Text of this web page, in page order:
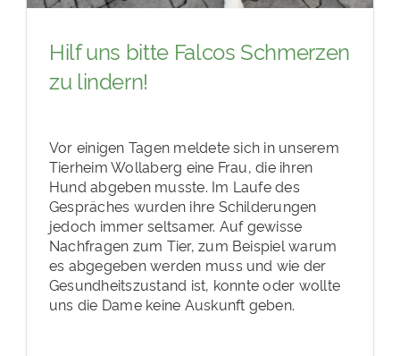
Hilf uns bitte Falcos Schmerzen
zu lindern!
Vor einigen Tagen meldete sich in unserem
Tierheim Wollaberg eine Frau, die ihren
Hund abgeben musste. Im Laufe des
Gespräches wurden ihre Schilderungen
jedoch immer seltsamer. Auf gewisse
Nachfragen zum Tier, zum Beispiel warum
es abgegeben werden muss und wie der
Gesundheitszustand ist, konnte oder wollte
uns die Dame keine Auskunft geben.